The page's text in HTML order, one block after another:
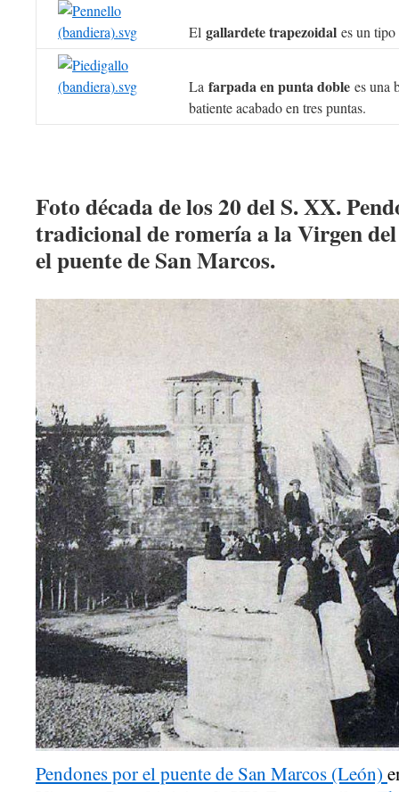
El gallardete trapezoidal es un
La farpada en punta doble es una
batiente acabado en tres puntas.
Foto década de los 20 del S. XX.
tradicional de romería a la Virgen
el puente de San Marcos.
Pendones por el puente de San Marcos (León)